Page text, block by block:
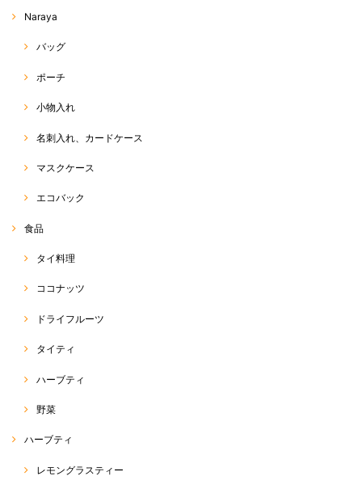
Naraya
バッグ
ポーチ
小物入れ
名刺入れ、カードケース
マスクケース
エコバック
食品
タイ料理
ココナッツ
ドライフルーツ
タイティ
ハーブティ
野菜
ハーブティ
レモングラスティー